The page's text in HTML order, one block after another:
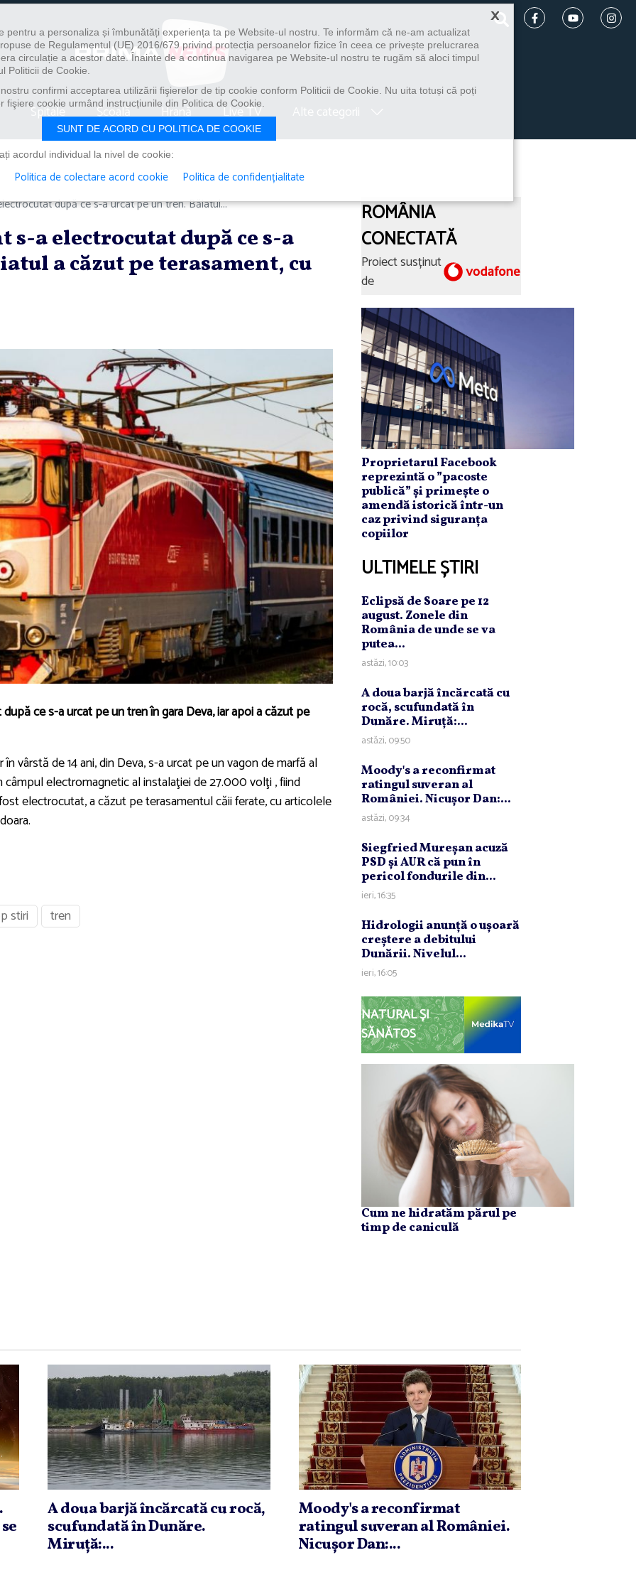
Spitale Școală Hrană Live TV
după ce s-a urcat pe un tren. Băiatul...
s-a electrocutat după ce s-a
a căzut pe terasament, cu
ce s-a urcat pe un tren în gara Deva, iar apoi a căzut pe
vârstă de 14 ani, din Deva, s-a urcat pe un vagon de marfă al
câmpul electromagnetic al instalaţiei de 27.000 volţi , fiind
electrocutat, a căzut pe terasamentul căii ferate, cu articolele
stiri tren
ROMÂNIA
CONECTATĂ
Proiect susținut
de
Proprietarul Facebook
reprezintă o ”pacoste
publică” și primește o
amendă istorică într-un
caz privind siguranța
copiilor
ULTIMELE ȘTIRI
Eclipsă de Soare pe 12
august. Zonele din
România de unde se va
putea...
astăzi, 10:03
A doua barjă încărcată cu
rocă, scufundată în
Dunăre. Miruţă:...
astăzi, 09:50
Moody's a reconfirmat
ratingul suveran al
României. Nicuşor Dan:...
astăzi, 09:34
Siegfried Mureşan acuză
PSD şi AUR că pun în
pericol fondurile din...
ieri, 16:35
Hidrologii anunţă o uşoară
creştere a debitului
Dunării. Nivelul...
ieri, 16:05
NATURAL ȘI
SĂNĂTOS
Cum ne hidratăm părul pe
timp de caniculă
A doua barjă încărcată cu rocă,
scufundată în Dunăre.
Miruţă:...
Moody's a reconfirmat
ratingul suveran al României.
Nicuşor Dan:...
×
pentru a personaliza și îmbunătăți experiența ta pe Website-ul nostru. Te informăm că ne-am actualizat
de Regulamentul (UE) 2016/679 privind protecția persoanelor fizice în ceea ce privește prelucrarea
circulație a acestor date. Înainte de a continua navigarea pe Website-ul nostru te rugăm să aloci timpul
Politicii de Cookie.
confirmi acceptarea utilizării fişierelor de tip cookie conform Politicii de Cookie. Nu uita totuși că poți
cookie urmând instrucțiunile din Politica de Cookie.
SUNT DE ACORD CU POLITICA DE COOKIE
acordul individual la nivel de cookie:
Politica de colectare acord cookie Politica de confidențialitate